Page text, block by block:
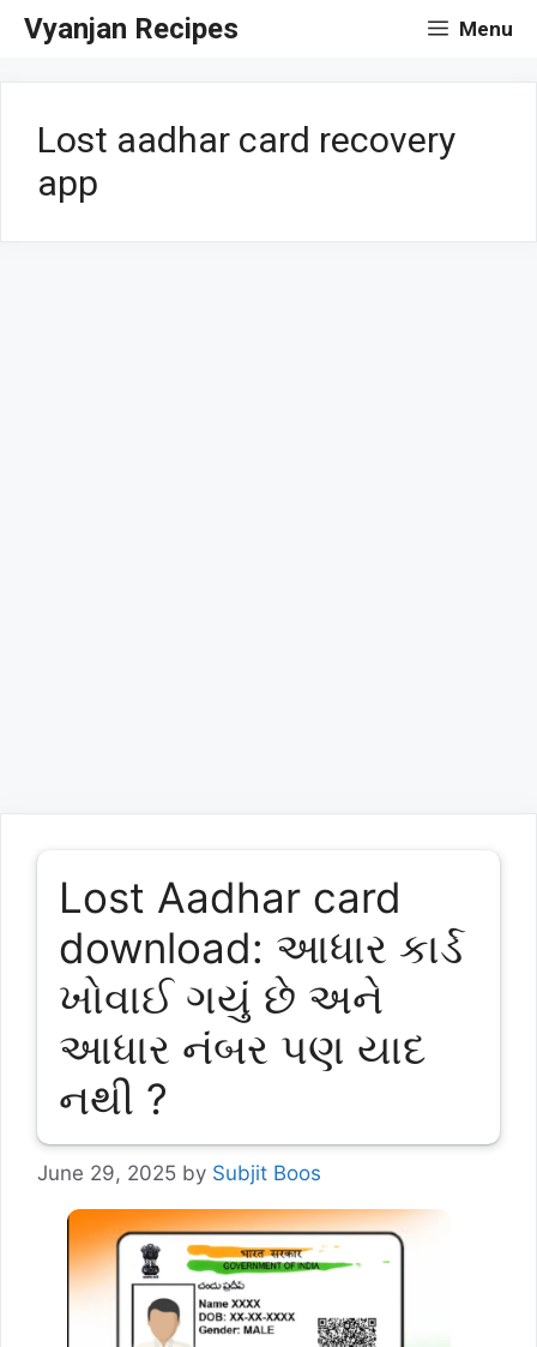
SkipVyanjan Recipes Menu
Lost aadhar card recovery
app
Lost Aadhar card
download: આધાર કાર્ડ
ખોવાઈ ગયું છે અને
આધાર નંબર પણ યાદ
નથી ?
June 29, 2025 by Subjit Boos